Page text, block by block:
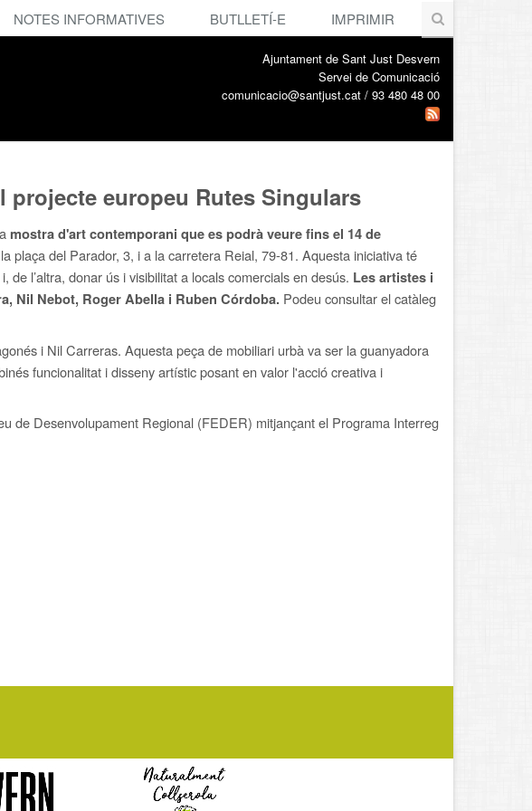
NOTES INFORMATIVES BUTLLETÍ-E IMPRIMIR
Ajuntament de Sant Just Desvern
Servei de Comunicació
comunicacio@santjust.cat / 93 480 48 00
projecte europeu Rutes Singulars
mostra d'art contemporani que es podrà veure fins el 14 de
plaça del Parador, 3, i a la carretera Reial, 79-81. Aquesta iniciativa té
de l’altra, donar ús i visibilitat a locals comercials en desús. Les artistes i
Nil Nebot, Roger Abella i Ruben Córdoba. Podeu consultar el catàleg
i Nil Carreras. Aquesta peça de mobiliari urbà va ser la guanyadora
funcionalitat i disseny artístic posant en valor l'acció creativa i
de Desenvolupament Regional (FEDER) mitjançant el Programa Interreg